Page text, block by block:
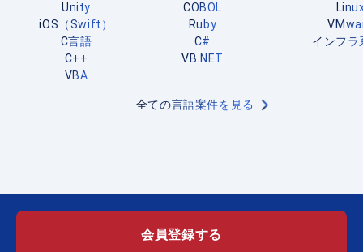
Unity
COBOL
iOS（Swift）
Ruby
C言語
C#
C++
VB.NET
VBA
全ての言語案件を見る
インフラ
会員登録する